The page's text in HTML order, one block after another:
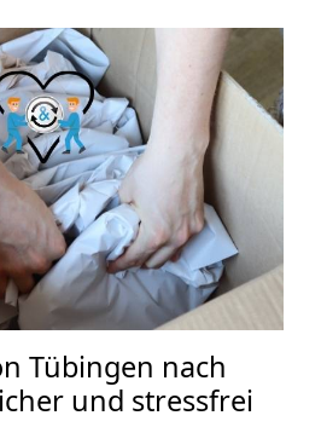
Tübingen nach
und stressfrei